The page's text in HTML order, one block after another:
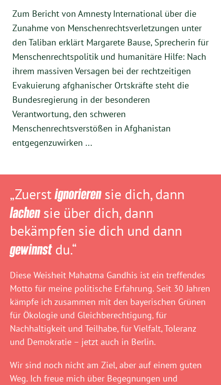
Zum Bericht von Amnesty International über die
Zunahme von Menschenrechtsverletzungen unter
den Taliban erklärt Margarete Bause, Sprecherin für
Menschenrechtspolitik und humanitäre Hilfe: Nach
ihrem massiven Versagen bei der rechtzeitigen
Evakuierung afghanischer Ortskräfte steht die
Bundesregierung in der besonderen
Verantwortung, den schweren
Menschenrechtsverstößen in Afghanistan
entgegenzuwirken ...
„Zuerstignorierensie dich, dann
lachensie über dich, dann
bekämpfen sie dich und dann
gewinnstdu.“
Diese Weisheit Mahatma Gandhis ist ein treffendes
Motto für meine politische Erfahrung. Seit 30 Jahren
kämpfe ich zusammen mit den bayerischen Grünen
für Ökologie und Gleichberechtigung, für
Nachhaltigkeit und Teilhabe, für Vielfalt, Toleranz
und Demokratie – jetzt auch in Berlin.
Wir sind noch nicht am Ziel, aber auf einem guten
Weg. Ich freue mich über Begegnungen und